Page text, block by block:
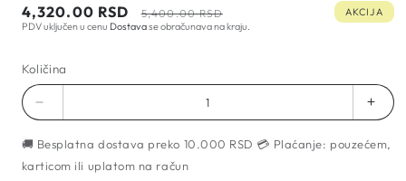
Cena
na
4,320.00 RSD
Regularna
cena
5,400.00 RSD
AKCIJA
PDV uključen u cenu Dostavase obračunava na kraju.
Količina
za
Vitamin
za
🚚 Besplatna dostava preko 10.000 RSD 💳 Plaćanje: pouzećem,
karticom ili uplatom na račun